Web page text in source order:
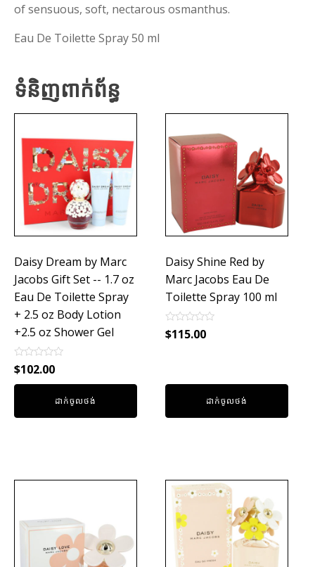
of sensuous, soft, nectarous osmanthus.
Eau De Toilette Spray 50 ml
ទំនិញពាក់ព័ន្ធ
Daisy Dream by Marc
Jacobs Gift Set -- 1.7 oz
Eau De Toilette Spray
+ 2.5 oz Body Lotion
+2.5 oz Shower Gel
Rated
0
out
$102.00
ដាក់ចូលថង់
Daisy Shine Red by
Marc Jacobs Eau De
Toilette Spray 100 ml
Rated
0
$115.00
ដាក់ចូលថង់